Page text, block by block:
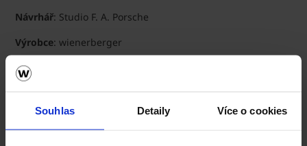
Souhlas Detaily Více o cookies
Návrhář: Studio F. A. Porsche
Výrobce: wienerberger
Vývoj